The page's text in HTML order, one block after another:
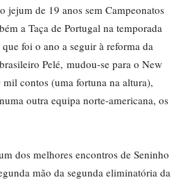
jejum de 19 anos sem Campeonatos
a Taça de Portugal na temporada
foi o ano a seguir à reforma da
Pelé, mudou-se para o New
contos (uma fortuna na altura),
outra equipa norte-americana, os
dos melhores encontros de Seninho
mão da segunda eliminatória da